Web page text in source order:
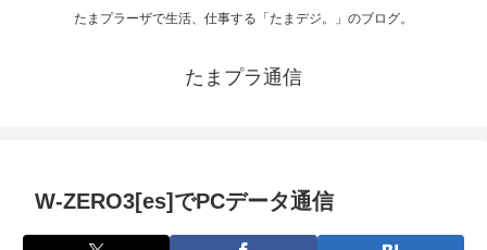
たまプラーザで生活、仕事する「たまデジ。」のブログ。
たまプラ通信
W-ZERO3[es]でPCデータ通信